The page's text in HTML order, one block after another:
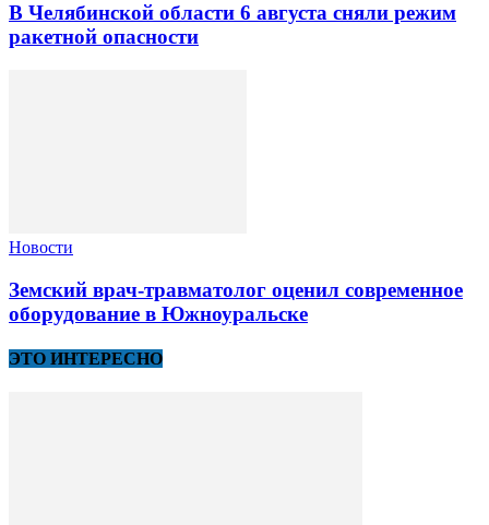
В Челябинской области 6 августа сняли режим
ракетной опасности
Новости
Земский врач-травматолог оценил современное
оборудование в Южноуральске
ЭТО ИНТЕРЕСНО